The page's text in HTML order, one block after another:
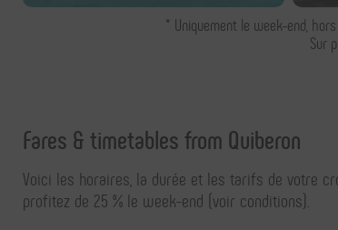
* Uniquement le week-end,
Sur
Fares & timetables from Quiberon
Voici les horaires, la durée et les tarifs de votre
profitez de 25 % le week-end (voir conditions).